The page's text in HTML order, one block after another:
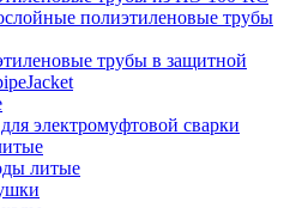
полиэтиленовые трубы
трубы в защитной
электромуфтовой сварки
литые